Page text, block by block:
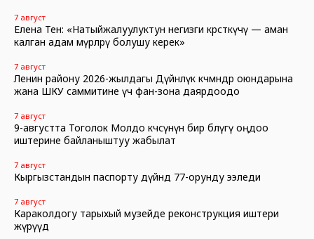
7 август
Елена Тен: «Натыйжалуулуктун негизги көрсөткүчү — аман
калган адам өмүрлөрү болушу керек»
7 август
Ленин району 2026-жылдагы Дүйнөлүк көчмөндөр оюндарына
жана ШКУ саммитине үч фан-зона даярдоодо
7 август
9-августта Тоголок Молдо көчөсүнүн бир бөлүгү оңдоо
иштерине байланыштуу жабылат
7 август
Кыргызстандын паспорту дүйнөдө 77-орунду ээледи
7 август
Караколдогу тарыхый музейде реконструкция иштери
жүрүүдө